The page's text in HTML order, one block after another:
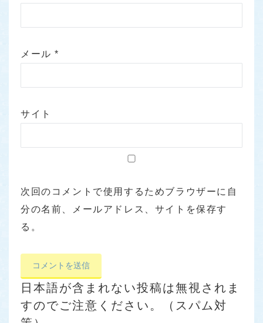
メール*
サイト
次回のコメントで使用するためブラウザーに自
分の名前、メールアドレス、サイトを保存す
る。
日本語が含まれない投稿は無視されま
すのでご注意ください。（スパム対